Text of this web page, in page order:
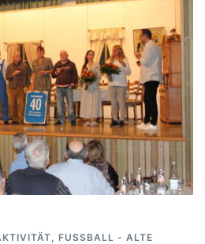
FUSSBALL - ALTE H